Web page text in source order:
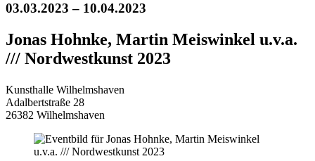
03.03.2023 – 10.04.2023
Jonas Hohnke, Martin Meiswinkel u.v.a.
/// Nordwestkunst 2023
Kunsthalle Wilhelmshaven
Adalbertstraße 28
26382 Wilhelmshaven